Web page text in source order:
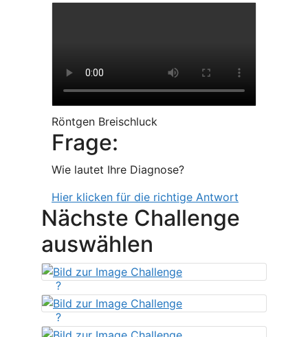
Röntgen Breischluck
Frage:
Wie lautet Ihre Diagnose?
Hier klicken für die richtige Antwort
Nächste Challenge
auswählen
?
?